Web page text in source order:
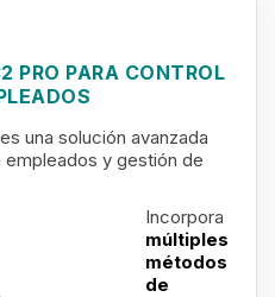
PRO PARA CONTROL
una solución avanzada
y gestión de
Incorpora
múltiples
métodos
de